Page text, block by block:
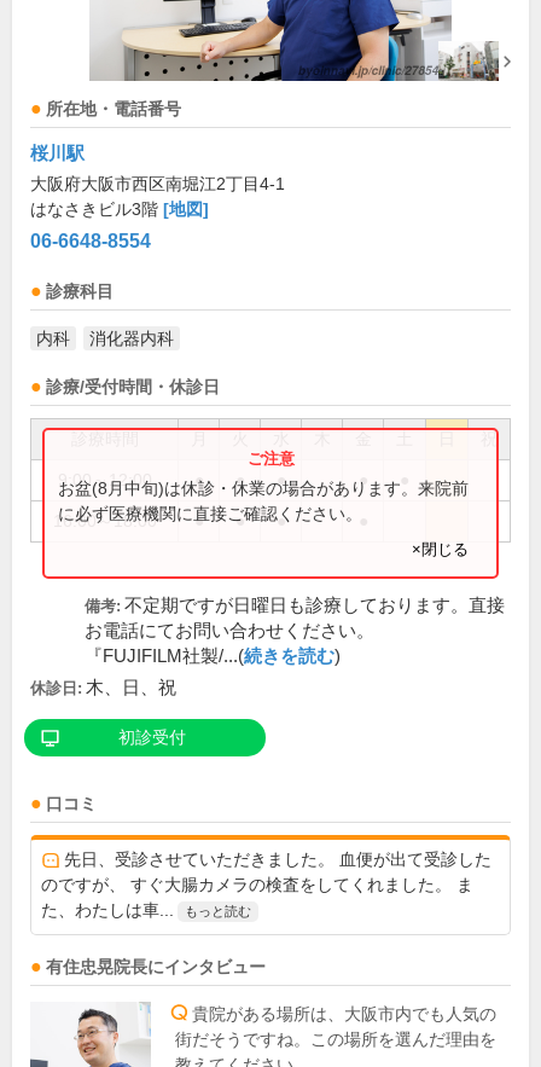
所在地・電話番号
桜川駅
大阪府大阪市西区南堀江2丁目4-1
はなさきビル3階 [地図]
06-6648-8554
診療科目
内科 消化器内科
診療/受付時間・休診日
祝
9:00～12:00 ● ● ● ●
16:00～18:00 ● ● ●
お盆(8月中旬)は休診・休業の場合があります。来院前
に必ず医療機関に直接ご確認ください。
×閉じる
備考: 不定期ですが日曜日も診療しております。直接
お電話にてお問い合わせください。
『FUJIFILM社製/...(続きを読む)
休診日: 木、日、祝
初診受付
口コミ
先日、受診させていただきました。 血便が出て受診した
のですが、 すぐ大腸カメラの検査をしてくれました。 ま
た、わたしは車...
もっと読む
有住忠晃院長にインタビュー
貴院がある場所は、大阪市内でも人気の
街だそうですね。この場所を選んだ理由を